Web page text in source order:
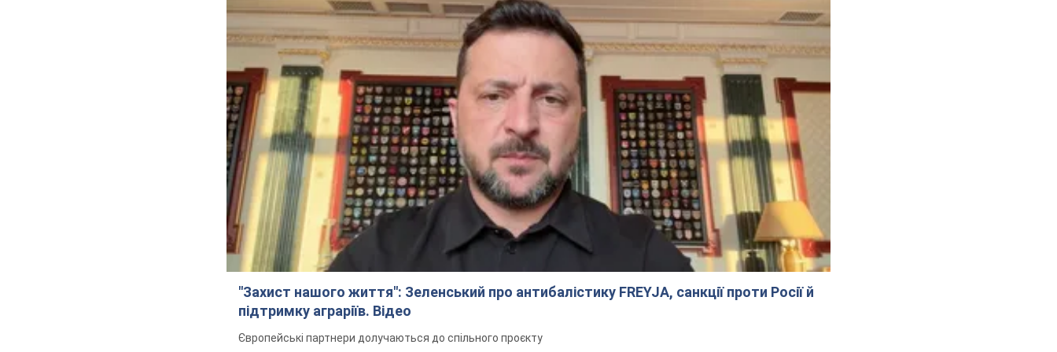
"Захист нашого життя": Зеленський про антибалістику FREYJA, санкції проти Росії й
підтримку аграріїв. Відео
Європейські партнери долучаються до спільного проєкту